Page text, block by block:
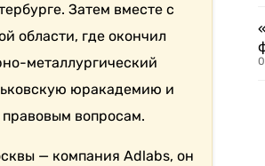
Затем вместе с
области, где окончил
металлургический
юракадемию и
вопросам.
— компания Adlabs, он